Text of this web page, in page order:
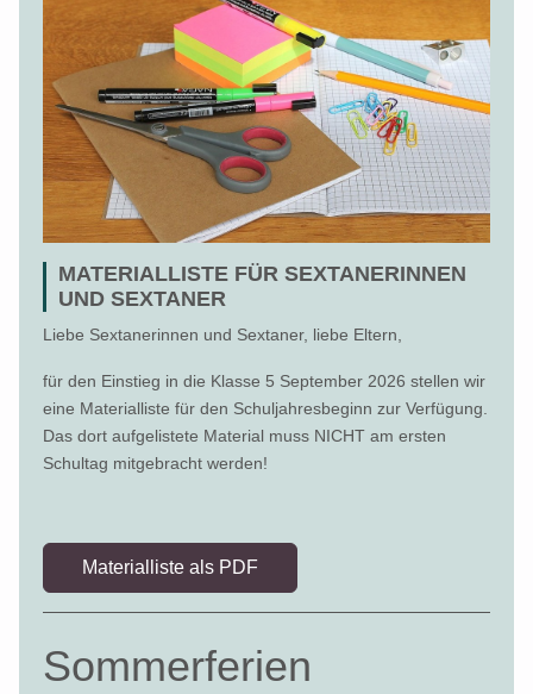
MATERIALLISTE FÜR SEXTANERINNEN
UND SEXTANER
Liebe Sextanerinnen und Sextaner, liebe Eltern,
für den Einstieg in die Klasse 5 September 2026 stellen wir
eine Materialliste für den Schuljahresbeginn zur Verfügung.
Das dort aufgelistete Material muss NICHT am ersten
Schultag mitgebracht werden!
Materialliste als PDF
Sommerferien